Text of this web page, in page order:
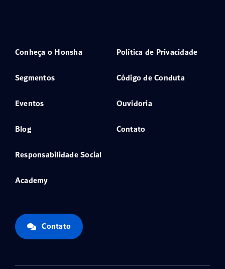
Conheça o Honsha
Segmentos
Eventos
Blog
Responsabilidade Social
Academy
Política de Privacidade
Código de Conduta
Ouvidoria
Contato
Contato